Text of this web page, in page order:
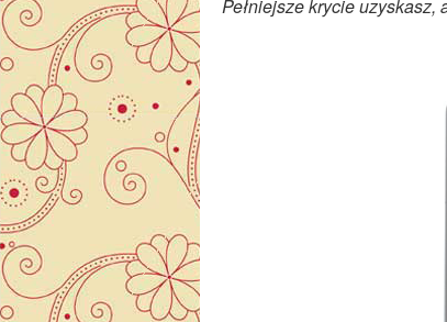
Pełniejsze krycie uzyskasz,